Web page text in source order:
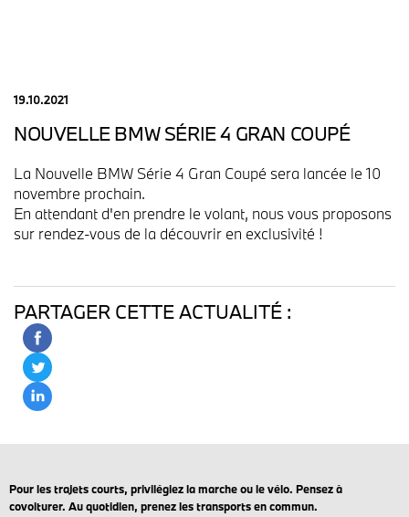
19.10.2021
NOUVELLE BMW SÉRIE 4 GRAN COUPÉ
La Nouvelle BMW Série 4 Gran Coupé sera lancée le 10
novembre prochain.
En attendant d'en prendre le volant, nous vous proposons
sur rendez-vous de la découvrir en exclusivité !
PARTAGER CETTE ACTUALITÉ :
Pour les trajets courts, privilégiez la marche ou le vélo. Pensez à
covoiturer. Au quotidien, prenez les transports en commun.